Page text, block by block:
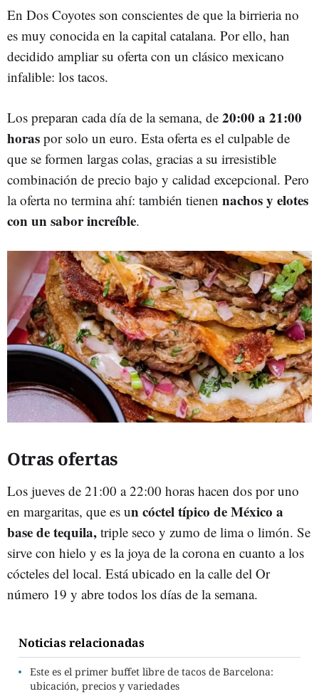
En Dos Coyotes son conscientes de que la birrieria no
es muy conocida en la capital catalana. Por ello, han
decidido ampliar su oferta con un clásico mexicano
infalible: los tacos.
Los preparan cada día de la semana, de 20:00 a 21:00
horas por solo un euro. Esta oferta es el culpable de
que se formen largas colas, gracias a su irresistible
combinación de precio bajo y calidad excepcional. Pero
la oferta no termina ahí: también tienen nachos y elotes
con un sabor increíble.
Otras ofertas
Los jueves de 21:00 a 22:00 horas hacen dos por uno
en margaritas, que es un cóctel típico de México a
base de tequila, triple seco y zumo de lima o limón. Se
sirve con hielo y es la joya de la corona en cuanto a los
cócteles del local. Está ubicado en la calle del Or
número 19 y abre todos los días de la semana.
Noticias relacionadas
Este es el primer buffet libre de tacos de Barcelona:
ubicación, precios y variedades